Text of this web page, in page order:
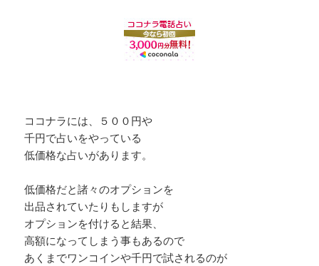
ココナラには、５００円や
千円で占いをやっている
低価格な占いがあります。
低価格だと諸々のオプションを
出品されていたりもしますが
オプションを付けると結果、
高額になってしまう事もあるので
あくまでワンコインや千円で試されるのが